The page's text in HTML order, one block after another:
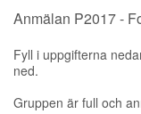
Anmälan P2017 -
Fyll i uppgifterna
ned.
Gruppen är full och